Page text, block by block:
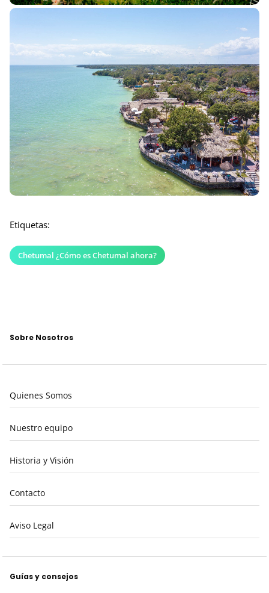
Etiquetas:
Chetumal ¿Cómo es Chetumal ahora?
Sobre Nosotros
Quienes Somos
Nuestro equipo
Historia y Visión
Contacto
Aviso Legal
Guías y consejos